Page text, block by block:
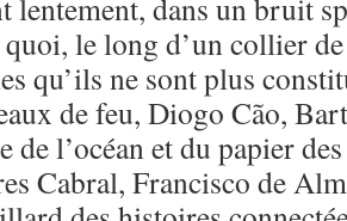
lentement, dans un bruit
le long d’un collier
qu’ils ne sont plus
de feu, Diogo Cão,
de l’océan et du papier
Cabral, Francisco de